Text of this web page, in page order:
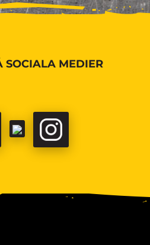
SOCIALA MEDIER